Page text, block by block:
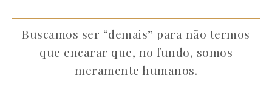
Buscamos ser “demais” para não termos
que encarar que, no fundo, somos
meramente humanos.